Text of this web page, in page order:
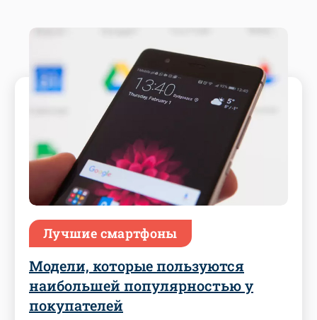
Лучшие смартфоны
Модели, которые пользуются
наибольшей популярностью у
покупателей